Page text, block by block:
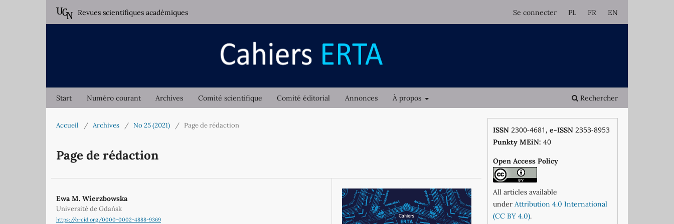
Start Numéro courant Archives Comité scientifique Comité éditorial Annonces À propos Rechercher
Se connecter PL FR EN
Revues scientifiques académiques
Accueil / Archives / No 25 (2021) / Page de rédaction
Page de rédaction
Ewa M. Wierzbowska
Université de Gdańsk
https://orcid.org/0000-0002-4888-9369
ISSN 2300-4681, e-ISSN 2353-8953
Punkty MEiN: 40
Open Access Policy
All articles available
under Attribution 4.0 International
(CC BY 4.0).